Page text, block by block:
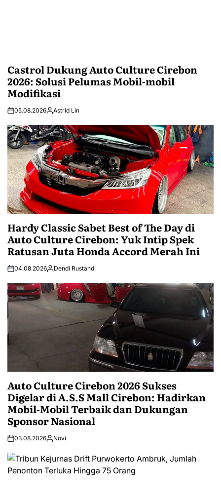
Castrol Dukung Auto Culture Cirebon
2026: Solusi Pelumas Mobil-mobil
Modifikasi
05.08.2026 Astrid Lin
Hardy Classic Sabet Best of The Day di
Auto Culture Cirebon: Yuk Intip Spek
Ratusan Juta Honda Accord Merah Ini
04.08.2026 Dendi Rustandi
Auto Culture Cirebon 2026 Sukses
Digelar di A.S.S Mall Cirebon: Hadirkan
Mobil-Mobil Terbaik dan Dukungan
Sponsor Nasional
03.08.2026 Novi